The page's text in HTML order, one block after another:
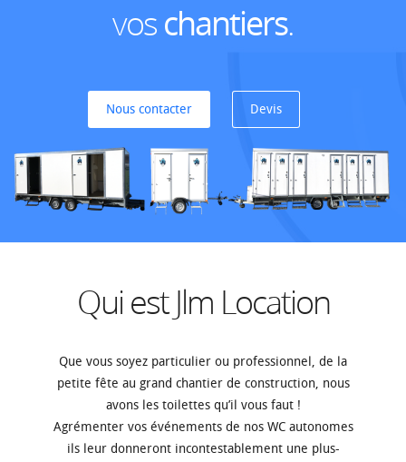
voschantiers.
Nous contacter Devis
Qui est Jlm Location
Que vous soyez particulier ou professionnel, de la
petite fête au grand chantier de construction, nous
avons les toilettes qu’il vous faut !
Agrémenter vos événements de nos WC autonomes
ils leur donneront incontestablement une plus-